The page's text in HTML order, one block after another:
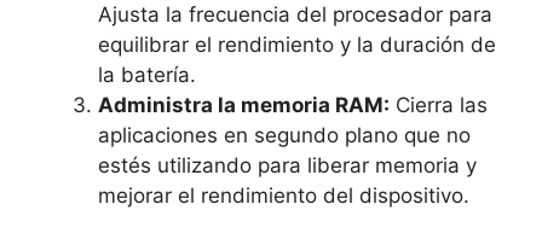
Ajusta la frecuencia del procesador para
equilibrar el rendimiento y la duración de
la batería.
Administra la memoria RAM: Cierra las
aplicaciones en segundo plano que no
estés utilizando para liberar memoria y
mejorar el rendimiento del dispositivo.